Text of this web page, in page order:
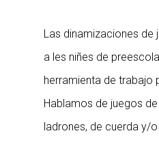
Las dinamizaciones de
a les niñes de
herramienta de trabajo
Hablamos de juegos
ladrones, de cuerda y/